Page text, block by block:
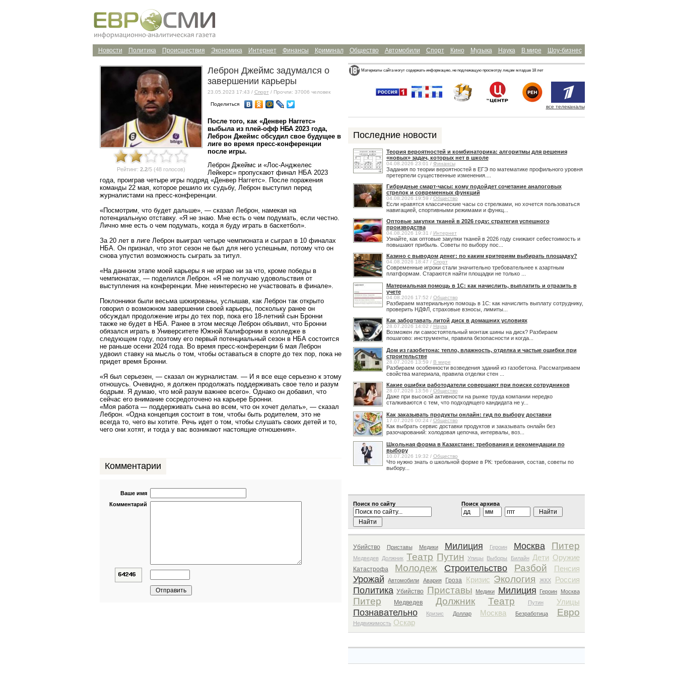
Шоу-бизнес
В мире
Наука
Музыка
Кино
Спорт
Автомобили
Общество
Криминал
Финансы
Интернет
Экономика
Происшествия
Политика
Новости
Рейтинг: 2.2/5 (48 голосов)
Леброн Джеймс задумался о
завершении карьеры
23.05.2023 17:43 / Спорт/ Прочли: 37006 человек
Поделиться
После того, как «Денвер Наггетс»
выбыла из плей-офф НБА 2023 года,
Леброн Джеймс обсудил свое будущее в
лиге во время пресс-конференции
после игры.
Леброн Джеймс и «Лос-Анджелес
Лейкерс» пропускают финал НБА 2023
года, проиграв четыре игры подряд «Денвер Наггетс». После поражения
команды 22 мая, которое решило их судьбу, Леброн выступил перед
журналистами на пресс-конференции.
«Посмотрим, что будет дальше», — сказал Леброн, намекая на
потенциальную отставку. «Я не знаю. Мне есть о чем подумать, если честно.
Лично мне есть о чем подумать, когда я буду играть в баскетбол».
За 20 лет в лиге Леброн выиграл четыре чемпионата и сыграл в 10 финалах
НБА. Он признал, что этот сезон не был для него успешным, потому что он
снова упустил возможность сыграть за титул.
«На данном этапе моей карьеры я не играю ни за что, кроме победы в
чемпионатах, — поделился Леброн. «Я не получаю удовольствия от
выступления на конференции. Мне неинтересно не участвовать в финале».
Поклонники были весьма шокированы, услышав, как Леброн так открыто
говорил о возможном завершении своей карьеры, поскольку ранее он
обсуждал продолжение игры до тех пор, пока его 18-летний сын Бронни
также не будет в НБА. Ранее в этом месяце Леброн объявил, что Бронни
обязался играть в Университете Южной Калифорнии в колледже в
следующем году, поэтому его первый потенциальный сезон в НБА состоится
не раньше осени 2024 года. Во время пресс-конференции 6 мая Леброн
удвоил ставку на мысль о том, чтобы оставаться в спорте до тех пор, пока не
придет время Бронни.
«Я был серьезен, — сказал он журналистам. — И я все еще серьезно к этому
отношусь. Очевидно, я должен продолжать поддерживать свое тело и разум
бодрым. Я думаю, что мой разум важнее всего». Однако он добавил, что
сейчас его внимание сосредоточено на карьере Бронни.
«Моя работа — поддерживать сына во всем, что он хочет делать», — сказал
Леброн. «Одна концепция состоит в том, чтобы быть родителем, это не
всегда то, чего вы хотите. Речь идет о том, чтобы слушать своих детей и то,
чего они хотят, и тогда у вас возникают настоящие отношения».
Комментарии
Ваше имя
Комментарий
Материалы сайта могут содержать информацию, не подлежащую просмотру лицам младше 18 лет
все телеканалы
Последние новости
Теория вероятностей и комбинаторика: алгоритмы для решения
«новых» задач, которых нет в школе
04.08.2026 23:01 / Финансы
Задания по теории вероятностей в ЕГЭ по математике профильного уровня
претерпели существенные изменения....
Гибридные смарт-часы: кому подойдет сочетание аналоговых
стрелок и современных функций
04.08.2026 19:59 / Общество
Если нравятся классические часы со стрелками, но хочется пользоваться
навигацией, спортивными режимами и функц...
Оптовые закупки тканей в 2026 году: стратегия успешного
производства
04.08.2026 19:31 / Интернет
Узнайте, как оптовые закупки тканей в 2026 году снижают себестоимость и
повышают прибыль. Советы по выбору пос...
Казино с выводом денег: по каким критериям выбирать площадку?
04.08.2026 18:47 / Спорт
Современные игроки стали значительно требовательнее к азартным
платформам. Стараются найти площадки не только ...
Материальная помощь в 1С: как начислить, выплатить и отразить в
учете
04.08.2026 17:52 / Общество
Разбираем материальную помощь в 1С: как начислить выплату сотруднику,
проверить НДФЛ, страховые взносы, лимиты...
Как забортавать литой диск в домашних условиях
28.07.2026 14:02 / Наука
Возможен ли самостоятельный монтаж шины на диск? Разбираем
пошагово: инструменты, правила безопасности и когда...
Дом из газобетона: тепло, влажность, отделка и частые ошибки при
строительстве
28.07.2026 13:59 / В мире
Разбираем особенности возведения зданий из газобетона. Рассматриваем
свойства материала, правила отделки стен ...
Какие ошибки работодатели совершают при поиске сотрудников
28.07.2026 13:56 / Общество
Даже при высокой активности на рынке труда компании нередко
сталкиваются с тем, что подходящего кандидата не у...
Как заказывать продукты онлайн: гид по выбору доставки
17.07.2026 00:24 / Общество
Как выбрать сервис доставки продуктов и заказывать онлайн без
разочарований: холодовая цепочка, интервалы, воз...
Школьная форма в Казахстане: требования и рекомендации по
выбору
10.07.2026 19:32 / Общество
Что нужно знать о школьной форме в РК: требования, состав, советы по
выбору...
Поиск по сайту Поиск архива
Убийство Приставы Медики Милиция Героин Москва Питер
Медведев Должник Театр Путин Улицы Выборы Билайн Дети Оружие
Катастрофа Молодеж Строительство Разбой Пенсия
Урожай Автомобили Авария Гроза Кризис Экология ЖКХ Россия
Политика Убийство Приставы Медики Милиция Героин Москва
Питер Медведев Должник Театр Путин Улицы
Познавательно Кризис Доллар Москва Безработица Евро
Недвижимость Оскар